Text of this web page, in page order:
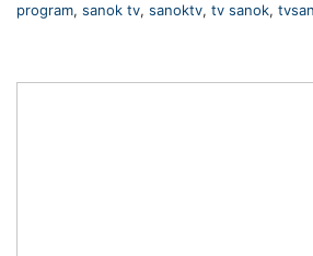
program, sanok tv, sanoktv, tv sanok,